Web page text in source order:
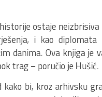
ostaje
i kao
danima. Ova knjiga je
trag – poručio je Hušić.
bi, kroz arhivsku